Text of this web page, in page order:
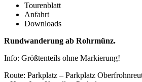
Tourenblatt
Anfahrt
Downloads
Rundwanderung ab Rohrmünz.
Info: Größtenteils ohne Markierung!
Route: Parkplatz – Parkplatz